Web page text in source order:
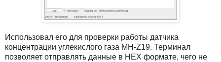
Использовал его для проверки работы датчика
концентрации углекислого газа MH-Z19. Терминал
позволяет отправлять данные в HEX формате, чего не